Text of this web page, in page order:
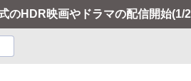
のHDR映画やドラマの配信開始(1/